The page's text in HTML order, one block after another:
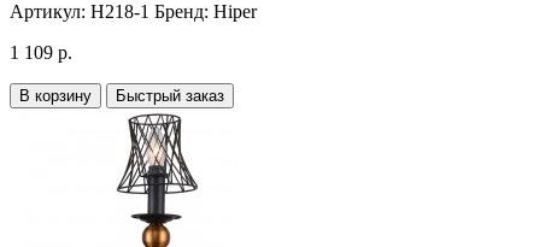
Артикул: H218-1 Бренд: Hiper
1 109 р.
В корзину Быстрый заказ